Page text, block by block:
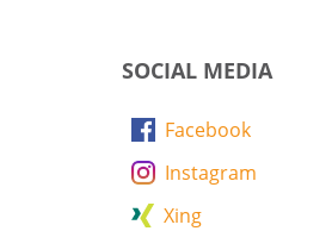
SOCIAL MEDIA
Facebook
Instagram
Xing